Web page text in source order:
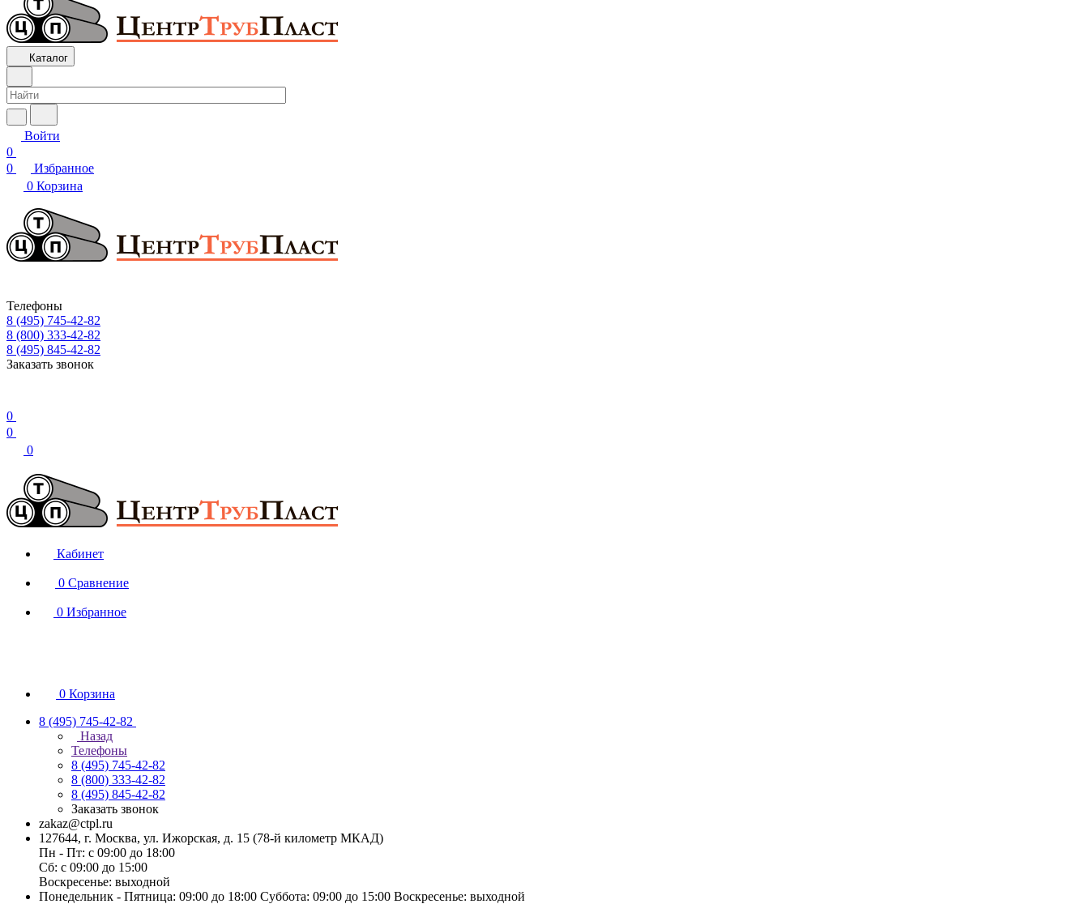
Каталог
Войти
0
0
Избранное
0 Корзина
Телефоны
8 (495) 745-42-82
8 (800) 333-42-82
8 (495) 845-42-82
Заказать звонок
0
0
0
Кабинет
0 Сравнение
0 Избранное
0 Корзина
8 (495) 745-42-82
Назад
Телефоны
8 (495) 745-42-82
8 (800) 333-42-82
8 (495) 845-42-82
Заказать звонок
zakaz@ctpl.ru
127644, г. Москва, ул. Ижорская, д. 15 (78-й километр МКАД)
Пн - Пт: с 09:00 до 18:00
Сб: с 09:00 до 15:00
Воскресенье: выходной
Понедельник - Пятница: 09:00 до 18:00 Суббота: 09:00 до 15:00 Воскресенье: выходной